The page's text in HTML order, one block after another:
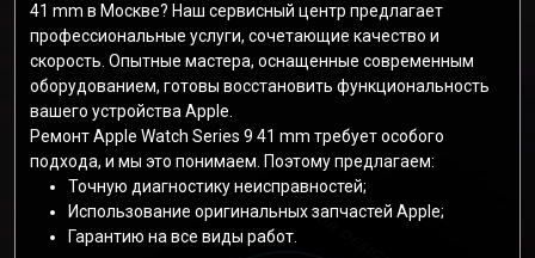
41 mm в Москве? Наш сервисный центр предлагает
профессиональные услуги, сочетающие качество и
скорость. Опытные мастера, оснащенные современным
оборудованием, готовы восстановить функциональность
вашего устройства Apple.
Ремонт Apple Watch Series 9 41 mm требует особого
подхода, и мы это понимаем. Поэтому предлагаем:
Точную диагностику неисправностей;
Использование оригинальных запчастей Apple;
Гарантию на все виды работ.